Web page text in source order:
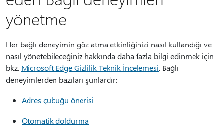
yönetme
Her bağlı deneyimin göz atma etkinliğinizi nasıl kullandığı ve
nasıl yönetebileceğiniz hakkında daha fazla bilgi edinmek için
bkz. Microsoft Edge Gizlilik Teknik İncelemesi. Bağlı
deneyimlerden bazıları şunlardır:
Adres çubuğu önerisi
Otomatik doldurma